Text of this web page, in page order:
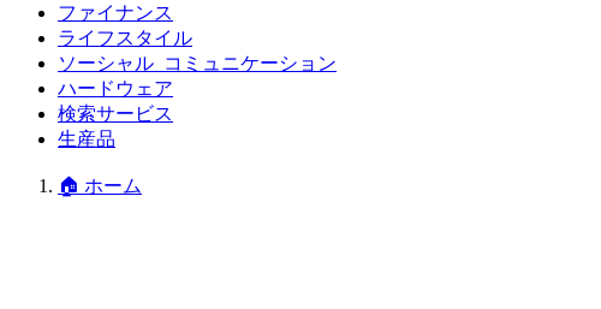
ファイナンス
ライフスタイル
ソーシャル_コミュニケーション
ハードウェア
検索サービス
生産品
🏠 ホーム